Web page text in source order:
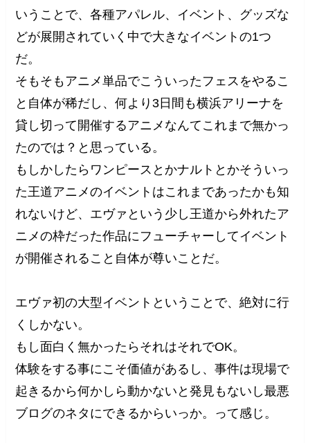
いうことで、各種アパレル、イベント、グッズな
どが展開されていく中で大きなイベントの1つ
だ。
そもそもアニメ単品でこういったフェスをやるこ
と自体が稀だし、何より3日間も横浜アリーナを
貸し切って開催するアニメなんてこれまで無かっ
たのでは？と思っている。
もしかしたらワンピースとかナルトとかそういっ
た王道アニメのイベントはこれまであったかも知
れないけど、エヴァという少し王道から外れたア
ニメの枠だった作品にフューチャーしてイベント
が開催されること自体が尊いことだ。
エヴァ初の大型イベントということで、絶対に行
くしかない。
もし面白く無かったらそれはそれでOK。
体験をする事にこそ価値があるし、事件は現場で
起きるから何かしら動かないと発見もないし最悪
ブログのネタにできるからいっか。って感じ。